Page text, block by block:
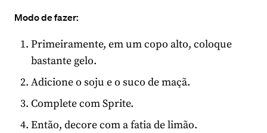
Modo de fazer:
Primeiramente, em um copo alto, coloque
bastante gelo.
Adicione o soju e o suco de maçã.
Complete com Sprite.
Então, decore com a fatia de limão.